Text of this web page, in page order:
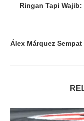
Ringan Tapi
Álex Márquez